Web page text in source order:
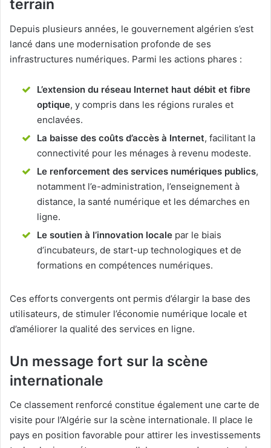
terrain
Depuis plusieurs années, le gouvernement algérien s’est
lancé dans une modernisation profonde de ses
infrastructures numériques. Parmi les actions phares :
L’extension du réseau Internet haut débit et fibre
optique, y compris dans les régions rurales et
enclavées.
La baisse des coûts d’accès à Internet, facilitant la
connectivité pour les ménages à revenu modeste.
Le renforcement des services numériques publics,
notamment l’e-administration, l’enseignement à
distance, la santé numérique et les démarches en
ligne.
Le soutien à l’innovation locale par le biais
d’incubateurs, de start-up technologiques et de
formations en compétences numériques.
Ces efforts convergents ont permis d’élargir la base des
utilisateurs, de stimuler l’économie numérique locale et
d’améliorer la qualité des services en ligne.
Un message fort sur la scène
internationale
Ce classement renforcé constitue également une carte de
visite pour l’Algérie sur la scène internationale. Il place le
pays en position favorable pour attirer les investissements